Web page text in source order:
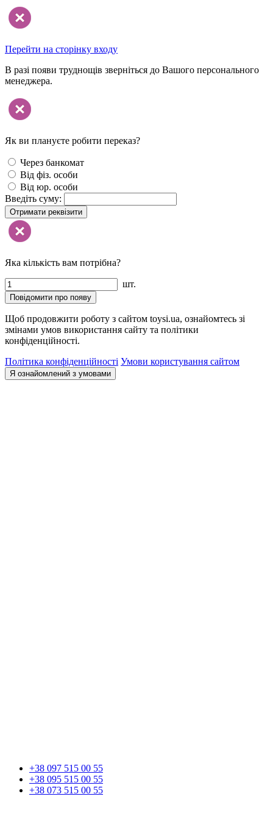
Перейти на сторінку входу
В разі появи труднощів зверніться до Вашого персонального
менеджера.
Як ви плануєте робити переказ?
Через банкомат
Від фіз. особи
Від юр. особи
Введіть суму:
Отримати реквізити
Яка кількість вам потрібна?
шт.
Повідомити про появу
Щоб продовжити роботу з сайтом toysi.ua, ознайомтесь зі
змінами умов використання сайту та політики
конфіденційності.
Політика конфіденційності Умови користування сайтом
Я ознайомлений з умовами
+38 097 515 00 55
+38 095 515 00 55
+38 073 515 00 55